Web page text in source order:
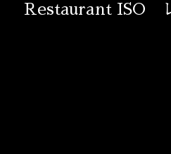
Restaurant ISO